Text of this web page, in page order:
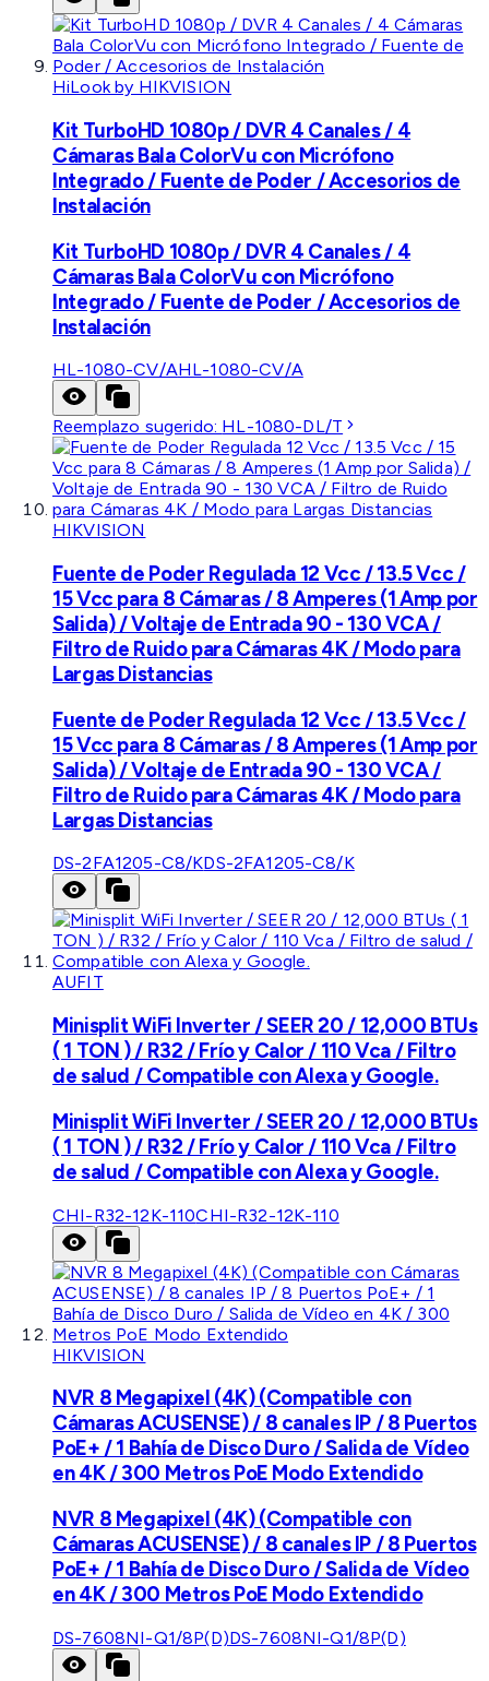
HiLook by HIKVISION
Kit TurboHD 1080p / DVR 4 Canales / 4
Cámaras Bala ColorVu con Micrófono
Integrado / Fuente de Poder / Accesorios de
Instalación
Kit TurboHD 1080p / DVR 4 Canales / 4
Cámaras Bala ColorVu con Micrófono
Integrado / Fuente de Poder / Accesorios de
Instalación
HL-1080-CV/AHL-1080-CV/A
Reemplazo sugerido: HL-1080-DL/T
HIKVISION
Fuente de Poder Regulada 12 Vcc / 13.5 Vcc /
15 Vcc para 8 Cámaras / 8 Amperes (1 Amp por
Salida) / Voltaje de Entrada 90 - 130 VCA /
Filtro de Ruido para Cámaras 4K / Modo para
Largas Distancias
Fuente de Poder Regulada 12 Vcc / 13.5 Vcc /
15 Vcc para 8 Cámaras / 8 Amperes (1 Amp por
Salida) / Voltaje de Entrada 90 - 130 VCA /
Filtro de Ruido para Cámaras 4K / Modo para
Largas Distancias
DS-2FA1205-C8/KDS-2FA1205-C8/K
AUFIT
Minisplit WiFi Inverter / SEER 20 / 12,000 BTUs
( 1 TON ) / R32 / Frío y Calor / 110 Vca / Filtro
de salud / Compatible con Alexa y Google.
Minisplit WiFi Inverter / SEER 20 / 12,000 BTUs
( 1 TON ) / R32 / Frío y Calor / 110 Vca / Filtro
de salud / Compatible con Alexa y Google.
CHI-R32-12K-110CHI-R32-12K-110
HIKVISION
NVR 8 Megapixel (4K) (Compatible con
Cámaras ACUSENSE) / 8 canales IP / 8 Puertos
PoE+ / 1 Bahía de Disco Duro / Salida de Vídeo
en 4K / 300 Metros PoE Modo Extendido
NVR 8 Megapixel (4K) (Compatible con
Cámaras ACUSENSE) / 8 canales IP / 8 Puertos
PoE+ / 1 Bahía de Disco Duro / Salida de Vídeo
en 4K / 300 Metros PoE Modo Extendido
DS-7608NI-Q1/8P(D)DS-7608NI-Q1/8P(D)